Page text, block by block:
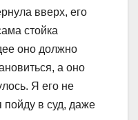
вверх, его
стойка
оно должно
а оно
Я его не
пойду в суд, даже